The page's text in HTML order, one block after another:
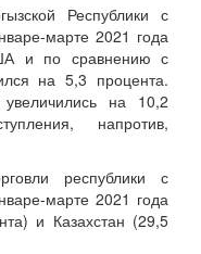
Республики с
марте 2021 года
и по сравнению с
на 5,3 процента.
на 10,2
напротив,
республики с
марте 2021 года
и Казахстан (29,5